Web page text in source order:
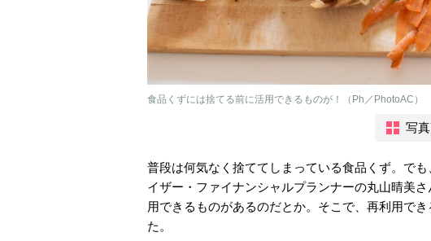
食品くずには捨てる前に活用できるものが！（Ph／PhotoAC）
写
普段は何気なく捨ててしまっている食品くず。で
イザー・ファイナンシャルプランナーの丸山晴美
用できるものがあるのだとか。そこで、再利用で
た。